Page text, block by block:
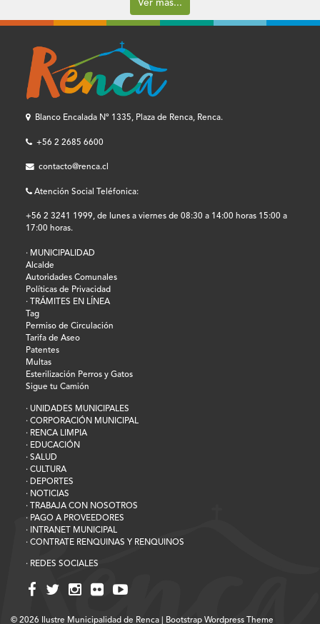
Ver más...
Blanco Encalada Nº 1335, Plaza de Renca, Renca.
+56 2 2685 6600
contacto@renca.cl
Atención Social Teléfonica:
+56 2 3241 1999, de lunes a viernes de 08:30 a 14:00 horas 15:00 a
17:00 horas.
· MUNICIPALIDAD
Alcalde
Autoridades Comunales
Políticas de Privacidad
· TRÁMITES EN LÍNEA
Tag
Permiso de Circulación
Tarifa de Aseo
Patentes
Multas
Esterilización Perros y Gatos
Sigue tu Camión
· UNIDADES MUNICIPALES
· CORPORACIÓN MUNICIPAL
· RENCA LIMPIA
· EDUCACIÓN
· SALUD
· CULTURA
· DEPORTES
· NOTICIAS
· TRABAJA CON NOSOTROS
· PAGO A PROVEEDORES
· INTRANET MUNICIPAL
· CONTRATE RENQUINAS Y RENQUINOS
· REDES SOCIALES
© 2026 Ilustre Municipalidad de Renca Bootstrap Wordpress Theme